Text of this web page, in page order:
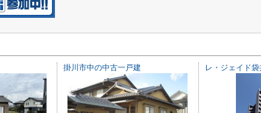
掛川市中の中古一戸建 レ・ジェイド